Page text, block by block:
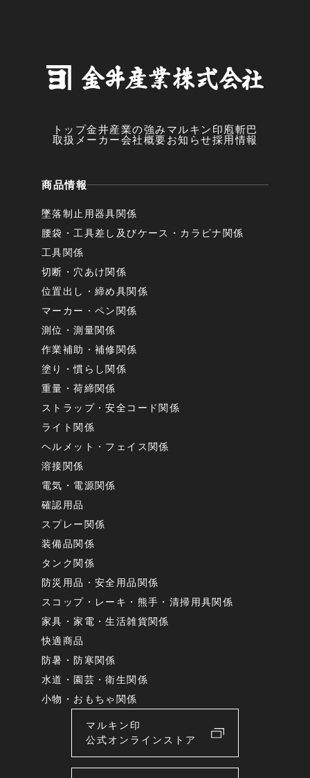
トップ金井産業の強み マルキン印 庖斬巴
取扱メーカー会社概要お知らせ採用情報
商品情報
墜落制止用器具関係
腰袋・工具差し及びケース・カラビナ関係
工具関係
切断・穴あけ関係
位置出し・締め具関係
マーカー・ペン関係
測位・測量関係
作業補助・補修関係
塗り・慣らし関係
重量・荷締関係
ストラップ・安全コード関係
ライト関係
ヘルメット・フェイス関係
溶接関係
電気・電源関係
確認用品
スプレー関係
装備品関係
タンク関係
防災用品・安全用品関係
スコップ・レーキ・熊手・清掃用具関係
家具・家電・生活雑貨関係
快適商品
防暑・防寒関係
水道・園芸・衛生関係
小物・おもちゃ関係
マルキン印
公式オンラインストア